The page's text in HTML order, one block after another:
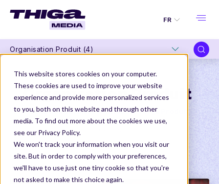
This website stores cookies on your computer.
These cookies are used to improve your website
experience and provide more personalized services
to you, both on this website and through other
media. To find out more about the cookies we use,
see our Privacy Policy.
We won't track your information when you visit our
site. But in order to comply with your preferences,
we'll have to use just one tiny cookie so that you're
not asked to make this choice again.
FR
Organisation Produit (4)
Organisation Produit
Tous nos derniers articles sur l'orga Produit
Thiga Media Organisation Produit